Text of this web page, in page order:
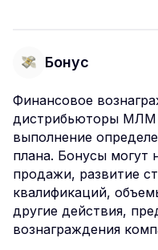
Бонус
Финансовое
дистрибьюторы МЛМ
выполнение
плана. Бонусы могут
продажи, развитие
квалификаций,
другие действия,
вознаграждения